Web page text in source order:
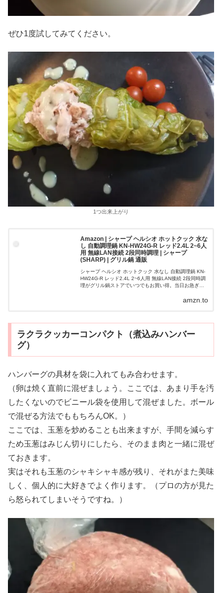
ぜひ1度試してみてください。
1つ出来上がり
Amazon | シャープ ヘルシオ ホットクック 水な
し 自動調理鍋 KN-HW24G-R レッド2.4L 2~6人
用 無線LAN接続 2段同時調理 | シャープ
(SHARP) | グリル鍋 通販
シャープ ヘルシオ ホットクック 水なし 自動調理鍋 KN-
HW24G-R レッド2.4L 2~6人用 無線LAN接続 2段同時調
理がグリル鍋ストアでいつでもお買い得。当日お急ぎ便
amzn.to
ラクラクッカーコンパクト（煮込みハンバー
グ）
ハンバーグの具材を袋に入れてもみ合わせます。
（卵は焼く直前に混ぜましょう。ここでは、あまり手を汚
したくないのでビニール袋を使用して混ぜました。ボール
で混ぜる方法でももちろんOK。）
ここでは、玉葱を炒めることも出来ますが、手間を減らす
ため玉葱はみじん切りにしたら、そのまま肉と一緒に混ぜ
ておきます。
実はそれも玉葱のシャキシャキ感が残り、それがまた美味
しく、個人的に大好きでよく作ります。（プロの方が見た
ら怒られてしまいそうですね。）